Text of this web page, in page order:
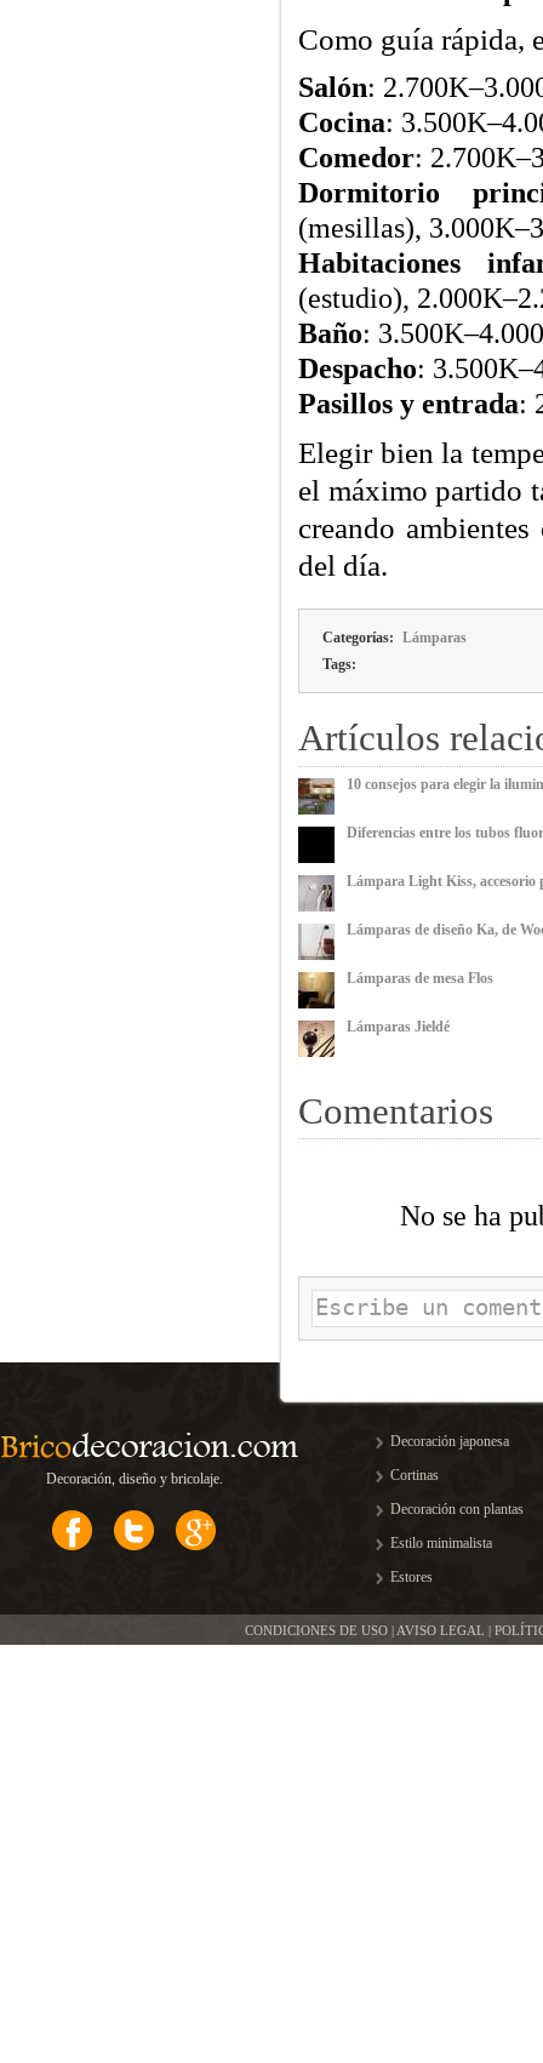
Como guía rápida,
Salón:
Cocina:
Comedor:
Dormitorio
(mesillas),
Habitaciones
(estudio),
Baño:
Despacho:
Pasillos y entrada:
Elegir bien la
el máximo partido
creando
del día.
Categorías: Lámparas
Tags:
Artículos
10 consejos para elegir la
Diferencias entre los tubos
Lámpara Light Kiss, accesorio
Lámparas de diseño Ka, de
Lámparas de mesa Flos
Lámparas Jieldé
Comentarios
No se ha
Decoración, diseño y bricolaje.
Decoración japonesa
Cortinas
Decoración con plantas
Estilo minimalista
Estores
CONDICIONES DE USO | AVISO LEGAL |